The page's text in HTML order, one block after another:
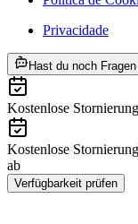
Privacidade
Hast du noch
Kostenlose Stornierung
Kostenlose Stornierung
ab
Verfügbarkeit prüfen